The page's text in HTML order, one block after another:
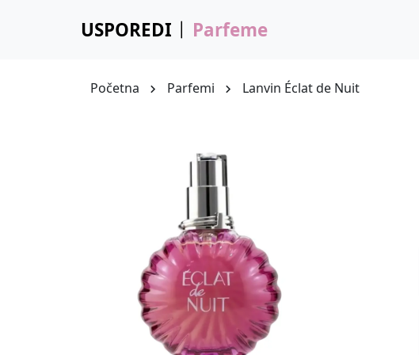
USPOREDI Parfeme
Početna Parfemi Lanvin Éclat de Nuit